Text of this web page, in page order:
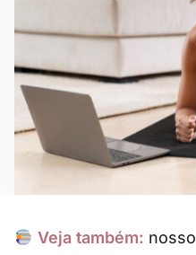
Veja também: nosso